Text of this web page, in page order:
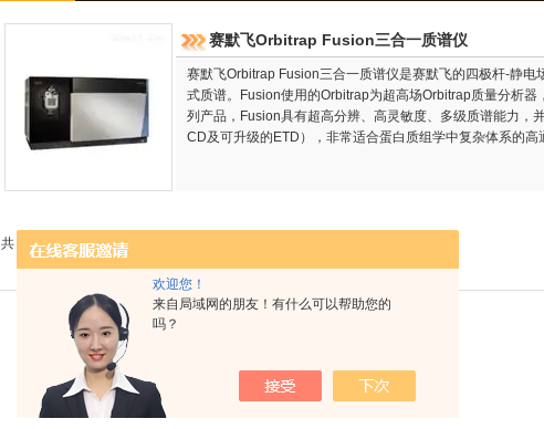
欢迎您！
来自局域网的朋友！有什么可以帮助您的
吗？
赛默飞Orbitrap Fusion三合一质谱仪
赛默飞Orbitrap Fusion三合一质谱仪是赛默飞的四极杆-静电
式质谱。Fusion使用的Orbitrap为超高场Orbitrap质量分析器
列产品，Fusion具有超高分辨、高灵敏度、多级质谱能力，
CD及可升级的ETD），非常适合蛋白质组学中复杂体系的高
共 1 条记录，当前 1 / 1 页 首页 上一页 下一页 末页 跳转到第